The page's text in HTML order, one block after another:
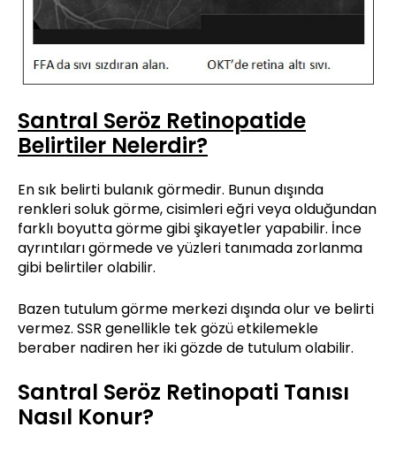
Santral Seröz Retinopatide
Belirtiler Nelerdir?
En sık belirti bulanık görmedir. Bunun dışında
renkleri soluk görme, cisimleri eğri veya olduğundan
farklı boyutta görme gibi şikayetler yapabilir. İnce
ayrıntıları görmede ve yüzleri tanımada zorlanma
gibi belirtiler olabilir.
Bazen tutulum görme merkezi dışında olur ve belirti
vermez. SSR genellikle tek gözü etkilemekle
beraber nadiren her iki gözde de tutulum olabilir.
Santral Seröz Retinopati Tanısı
Nasıl Konur?